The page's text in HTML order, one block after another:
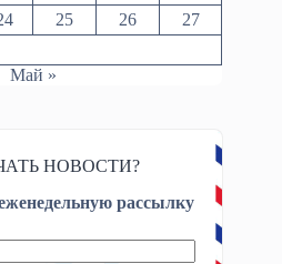
25 26
27
Май »
НОВОСТИ?
рассылку